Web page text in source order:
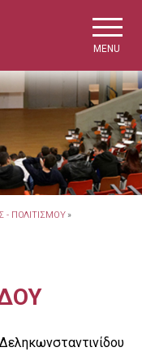
MENU
- ΠΟΛΙΤΙΣΜΟΥ »